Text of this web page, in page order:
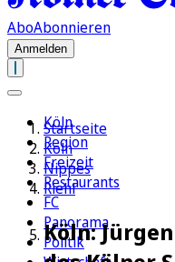
AboAbonnieren
Anmelden
Köln
Region
Freizeit
Restaurants
FC
Panorama
Politik
Startseite
Köln
Nippes
Riehl
Köln: